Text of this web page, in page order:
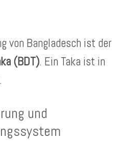
von Bangladesch ist der
(BDT). Ein Taka ist in
und